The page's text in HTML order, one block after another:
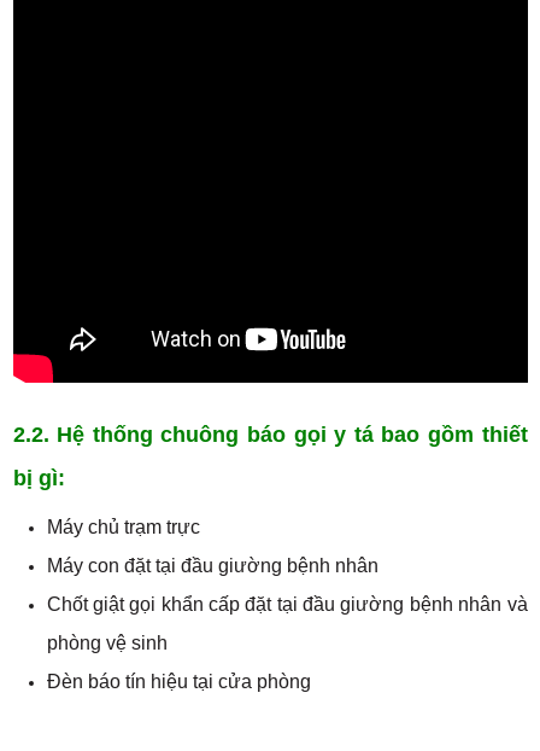
2.2. Hệ thống chuông báo gọi y tá bao gồm thiết
bị gì:
Máy chủ trạm trực
Máy con đặt tại đầu giường bệnh nhân
Chốt giật gọi khẩn cấp đặt tại đầu giường bệnh nhân và
phòng vệ sinh
Đèn báo tín hiệu tại cửa phòng